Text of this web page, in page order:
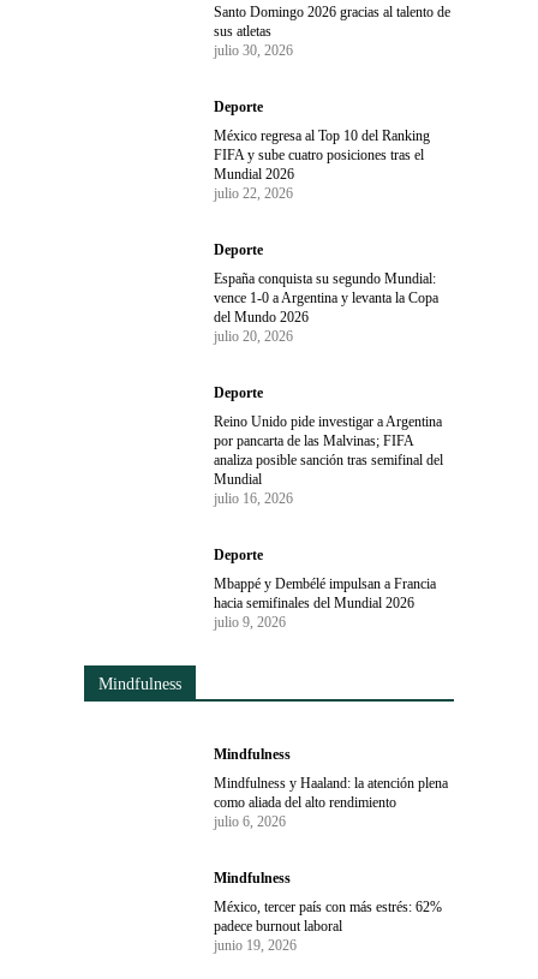
Santo Domingo 2026 gracias al talento de
sus atletas
julio 30, 2026
Deporte
México regresa al Top 10 del Ranking
FIFA y sube cuatro posiciones tras el
Mundial 2026
julio 22, 2026
Deporte
España conquista su segundo Mundial:
vence 1-0 a Argentina y levanta la Copa
del Mundo 2026
julio 20, 2026
Deporte
Reino Unido pide investigar a Argentina
por pancarta de las Malvinas; FIFA
analiza posible sanción tras semifinal del
Mundial
julio 16, 2026
Deporte
Mbappé y Dembélé impulsan a Francia
hacia semifinales del Mundial 2026
julio 9, 2026
Mindfulness
Mindfulness
Mindfulness y Haaland: la atención plena
como aliada del alto rendimiento
julio 6, 2026
Mindfulness
México, tercer país con más estrés: 62%
padece burnout laboral
junio 19, 2026